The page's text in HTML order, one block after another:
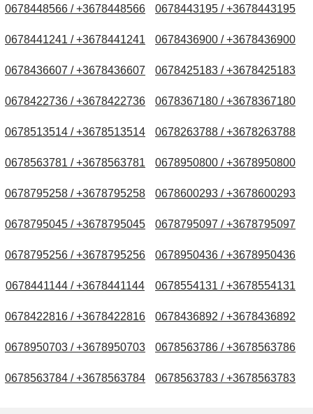
0678448566 / +3678448566 0678443195 / +3678443195
0678441241 / +3678441241 0678436900 / +3678436900
0678436607 / +3678436607 0678425183 / +3678425183
0678422736 / +3678422736 0678367180 / +3678367180
0678513514 / +3678513514 0678263788 / +3678263788
0678563781 / +3678563781 0678950800 / +3678950800
0678795258 / +3678795258 0678600293 / +3678600293
0678795045 / +3678795045 0678795097 / +3678795097
0678795256 / +3678795256 0678950436 / +3678950436
0678441144 / +3678441144 0678554131 / +3678554131
0678422816 / +3678422816 0678436892 / +3678436892
0678950703 / +3678950703 0678563786 / +3678563786
0678563784 / +3678563784 0678563783 / +3678563783